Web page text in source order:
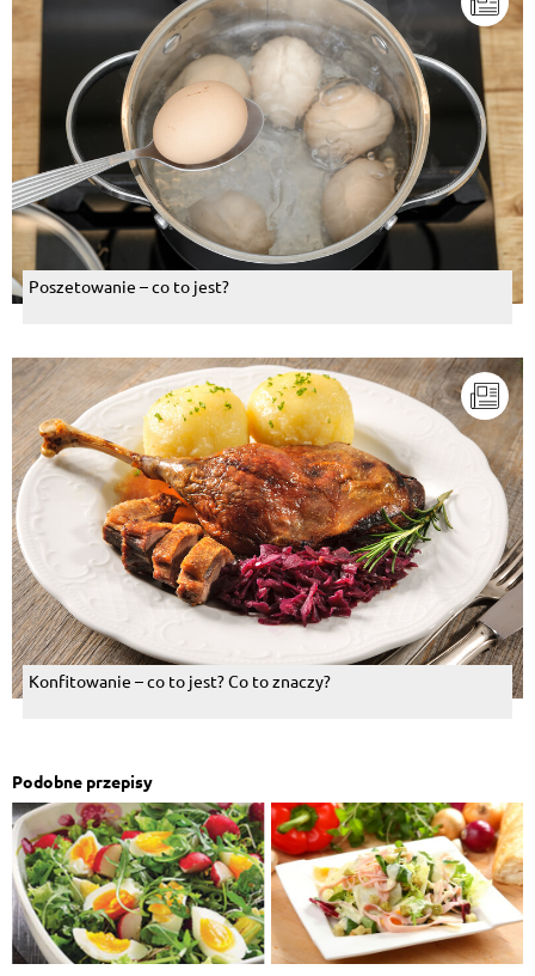
Poszetowanie – co to jest?
Konfitowanie – co to jest? Co to znaczy?
Podobne przepisy